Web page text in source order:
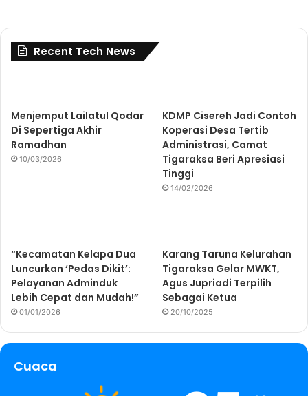
Recent Tech News
Menjemput Lailatul Qodar
Di Sepertiga Akhir
Ramadhan
10/03/2026
KDMP Cisereh Jadi Contoh
Koperasi Desa Tertib
Administrasi, Camat
Tigaraksa Beri Apresiasi
Tinggi
14/02/2026
“Kecamatan Kelapa Dua
Luncurkan ‘Pedas Dikit’:
Pelayanan Adminduk
Lebih Cepat dan Mudah!”
01/01/2026
Karang Taruna Kelurahan
Tigaraksa Gelar MWKT,
Agus Jupriadi Terpilih
Sebagai Ketua
20/10/2025
Cuaca